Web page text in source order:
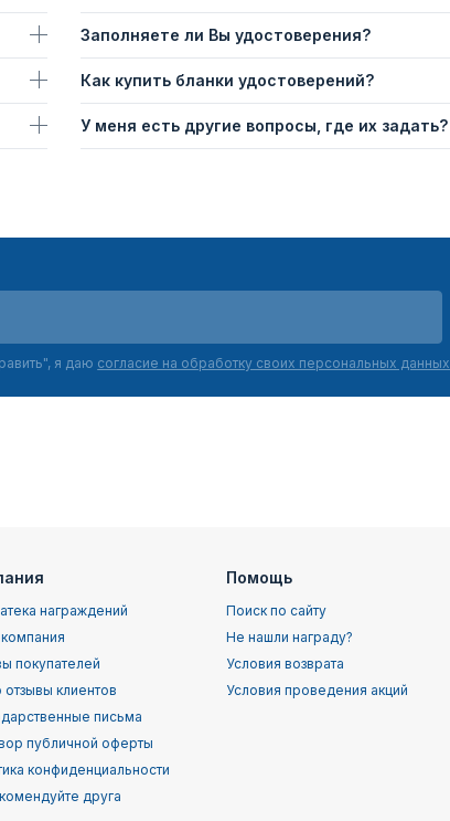
Заполняете ли Вы удостоверения?
Как купить бланки удостоверений?
У меня есть другие вопросы, где их задать?
я даю согласие на обработку своих персональных данных
награждений
покупателей
отзывы клиентов
письма
публичной оферты
конфиденциальности
друга
Помощь
Поиск по сайту
Не нашли награду?
Условия возврата
Условия проведения акций